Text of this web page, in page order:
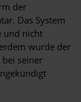
der
Das System
und nicht
wurde der
seiner